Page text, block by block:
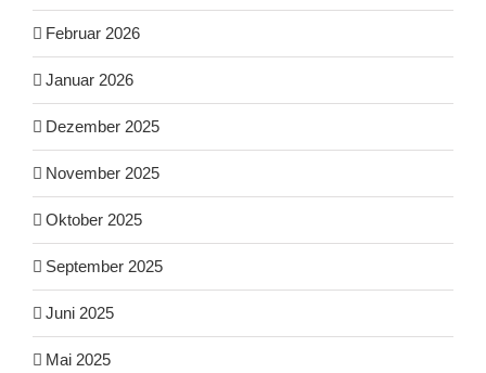
Februar 2026
Januar 2026
Dezember 2025
November 2025
Oktober 2025
September 2025
Juni 2025
Mai 2025